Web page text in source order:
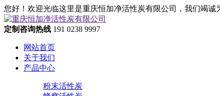
您好！欢迎光临这里是重庆恒加净活性炭有限公司，我们竭诚
定制咨询热线 191 0238 9997
网站首页
关于我们
产品中心
粉末活性炭